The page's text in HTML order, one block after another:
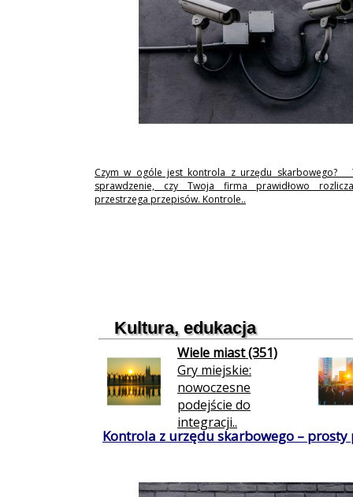
Czym w ogóle jest kontrola z urzędu skarbowego?
sprawdzenie, czy Twoja firma prawidłowo
przestrzega przepisów. Kontrole..
Kultura, edukacja
Wiele miast (351)
Gry miejskie:
nowoczesne
podejście do
integracji..
Kontrola z urzędu skarbowego –